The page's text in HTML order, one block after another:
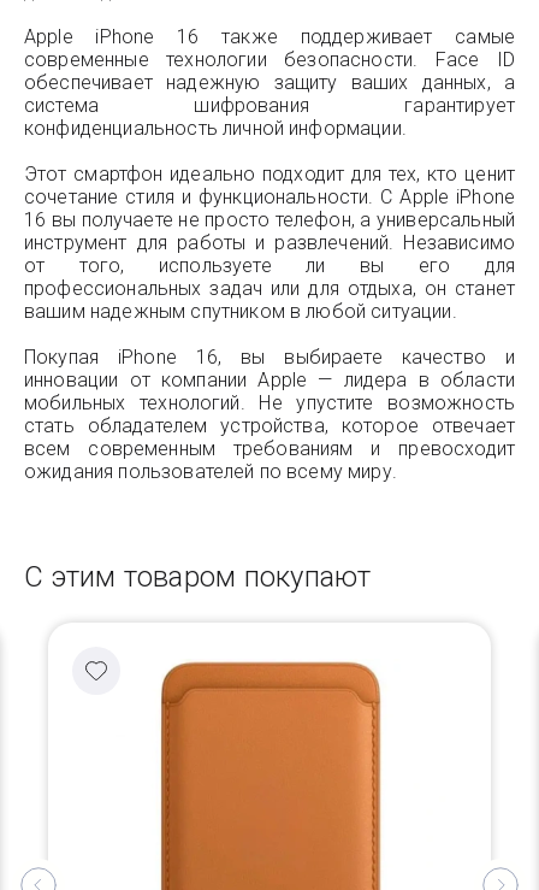
Apple iPhone 16 также поддерживает самые
современные технологии безопасности. Face ID
обеспечивает надежную защиту ваших данных, а
система шифрования гарантирует
конфиденциальность личной информации.
Этот смартфон идеально подходит для тех, кто ценит
сочетание стиля и функциональности. С Apple iPhone
16 вы получаете не просто телефон, а универсальный
инструмент для работы и развлечений. Независимо
от того, используете ли вы его для
профессиональных задач или для отдыха, он станет
вашим надежным спутником в любой ситуации.
Покупая iPhone 16, вы выбираете качество и
инновации от компании Apple — лидера в области
мобильных технологий. Не упустите возможность
стать обладателем устройства, которое отвечает
всем современным требованиям и превосходит
ожидания пользователей по всему миру.
С этим товаром покупают